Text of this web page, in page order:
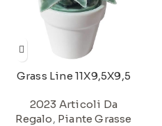
Grass Line 11X9,5X9,5
2023 Articoli Da
Regalo, Piante Grasse